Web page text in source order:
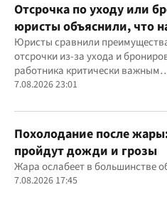
Отсрочка по уходу или
юристы объяснили, что
Юристы сравнили
отсрочки из-за ухода и
работника критически важным
предприятием
7.08.2026 23:01
Похолодание после
пройдут дожди и грозы
Жара ослабеет в большинстве
7.08.2026 17:45